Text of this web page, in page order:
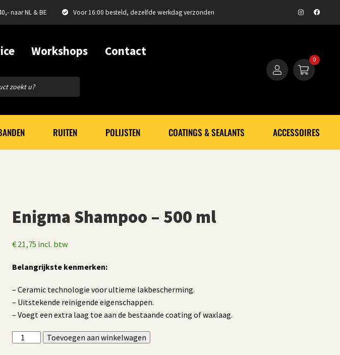
naar NL & BE Voor 16:00 besteld, dezelfde werkdag verzonden
Workshops Contact
0
RUITEN POLIJSTEN COATINGS & SEALANTS ACCESSOIRES
Enigma Shampoo – 500 ml
€21,75 incl. btw
Belangrijkste kenmerken:
– Ceramic technologie voor ultieme lakbescherming.
– Uitstekende reinigende eigenschappen.
– Voegt een extra laag toe aan de bestaande coating of waxlaag.
Enigma
Toevoegen aan winkelwagen